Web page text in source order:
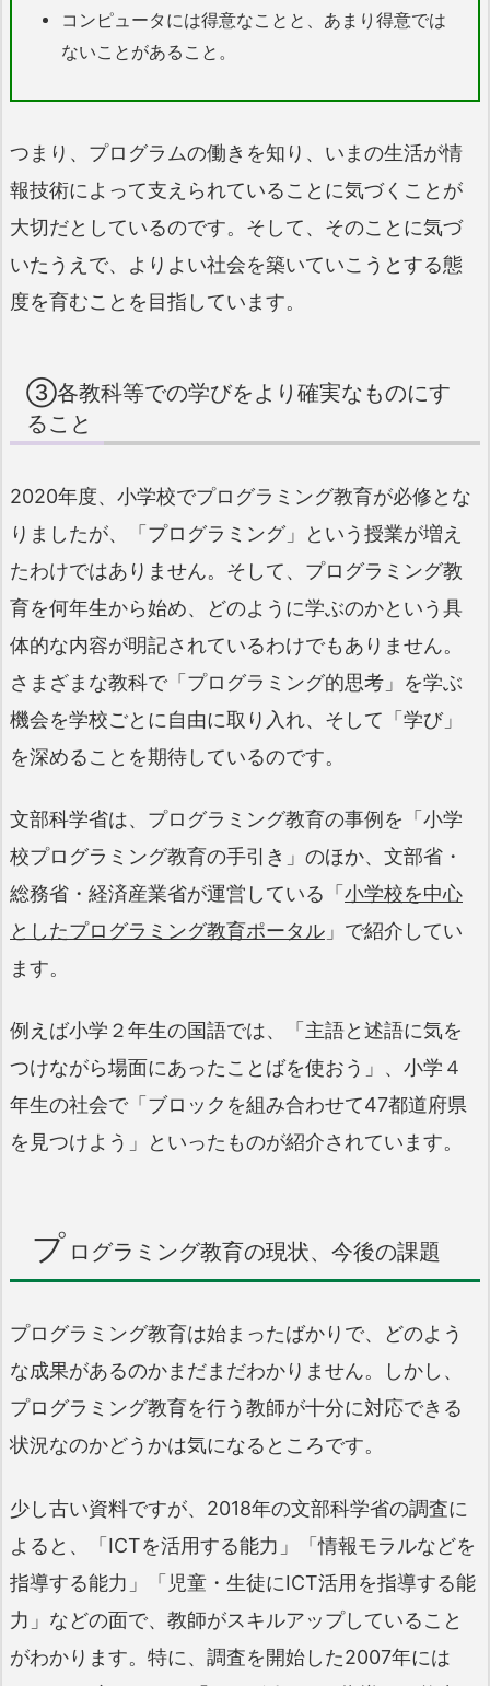
コンピュータには得意なことと、あまり得意では
ないことがあること。
つまり、プログラムの働きを知り、いまの生活が情
報技術によって支えられていることに気づくことが
大切だとしているのです。そして、そのことに気づ
いたうえで、よりよい社会を築いていこうとする態
度を育むことを目指しています。
③各教科等での学びをより確実なものにす
ること
2020年度、小学校でプログラミング教育が必修とな
りましたが、「プログラミング」という授業が増え
たわけではありません。そして、プログラミング教
育を何年生から始め、どのように学ぶのかという具
体的な内容が明記されているわけでもありません。
さまざまな教科で「プログラミング的思考」を学ぶ
機会を学校ごとに自由に取り入れ、そして「学び」
を深めることを期待しているのです。
文部科学省は、プログラミング教育の事例を「小学
校プログラミング教育の手引き」のほか、文部省・
総務省・経済産業省が運営している「 小学校を中心
としたプログラミング教育ポータル 」で紹介してい
ます。
例えば小学２年生の国語では、「主語と述語に気を
つけながら場面にあったことばを使おう」、小学４
年生の社会で「ブロックを組み合わせて47都道府県
を見つけよう」といったものが紹介されています。
プ ログラミング教育の現状、今後の課題
プログラミング教育は始まったばかりで、どのよう
な成果があるのかまだまだわかりません。しかし、
プログラミング教育を行う教師が十分に対応できる
状況なのかどうかは気になるところです。
少し古い資料ですが、2018年の文部科学省の調査に
よると、「ICTを活用する能力」「情報モラルなどを
指導する能力」「児童・生徒にICT活用を指導する能
力」などの面で、教師がスキルアップしていること
がわかります。特に、調査を開始した2007年には